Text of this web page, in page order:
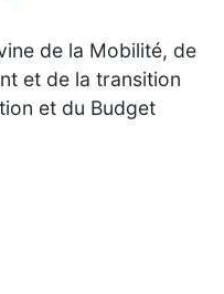
de la Mobilité, de
et de la transition
et du Budget